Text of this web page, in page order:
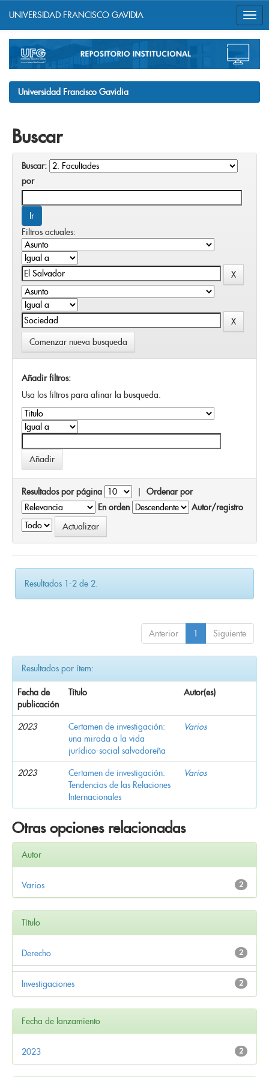
navigation
UNIVERSIDAD FRANCISCO GAVIDIA
Universidad Francisco Gavidia
Buscar
Buscar:
por
Filtros actuales:
Comenzar nueva busqueda
Añadir filtros:
Usa los filtros para afinar la busqueda.
Resultados por página | Ordenar por
En orden
Autor/registro
Resultados 1-2 de 2.
Anterior 1 Siguiente
Resultados por ítem:
Fecha de
publicación
Título Autor(es)
2023
Certamen de investigación:
una mirada a la vida
jurídico-social salvadoreña
Varios
2023
Certamen de investigación:
Tendencias de las Relaciones
Internacionales
Varios
Otras opciones relacionadas
Autor
2
Varios
Título
2
Derecho
2
Investigaciones
Fecha de lanzamiento
2
2023